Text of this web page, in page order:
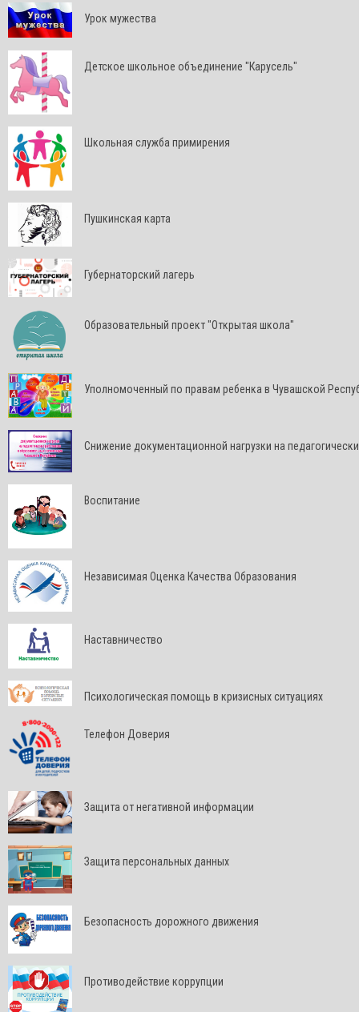
Урок мужества
Детское школьное объединение "Карусель"
Школьная служба примирения
Пушкинская карта
Губернаторский лагерь
Образовательный проект "Открытая школа"
Уполномоченный по правам ребенка в Чувашской
Снижение документационной нагрузки на
Воспитание
Независимая Оценка Качества Образования
Наставничество
Психологическая помощь в кризисных ситуациях
Телефон Доверия
Защита от негативной информации
Защита персональных данных
Безопасность дорожного движения
Противодействие коррупции